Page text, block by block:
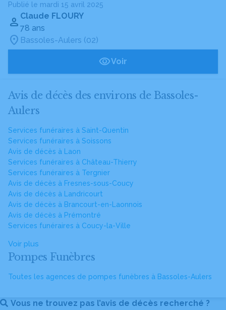
Publié le mardi 15 avril 2025
Claude FLOURY
78 ans
Bassoles-Aulers (02)
Voir
Avis de décès des environs de Bassoles-
Aulers
Services funéraires à Saint-Quentin
Services funéraires à Soissons
Avis de décès à Laon
Services funéraires à Château-Thierry
Services funéraires à Tergnier
Avis de décès à Fresnes-sous-Coucy
Avis de décès à Landricourt
Avis de décès à Brancourt-en-Laonnois
Avis de décès à Prémontré
Services funéraires à Coucy-la-Ville
Voir plus
Pompes Funèbres
Toutes les agences de pompes funèbres à Bassoles-Aulers
Vous ne trouvez pas l’avis de décès recherché ?